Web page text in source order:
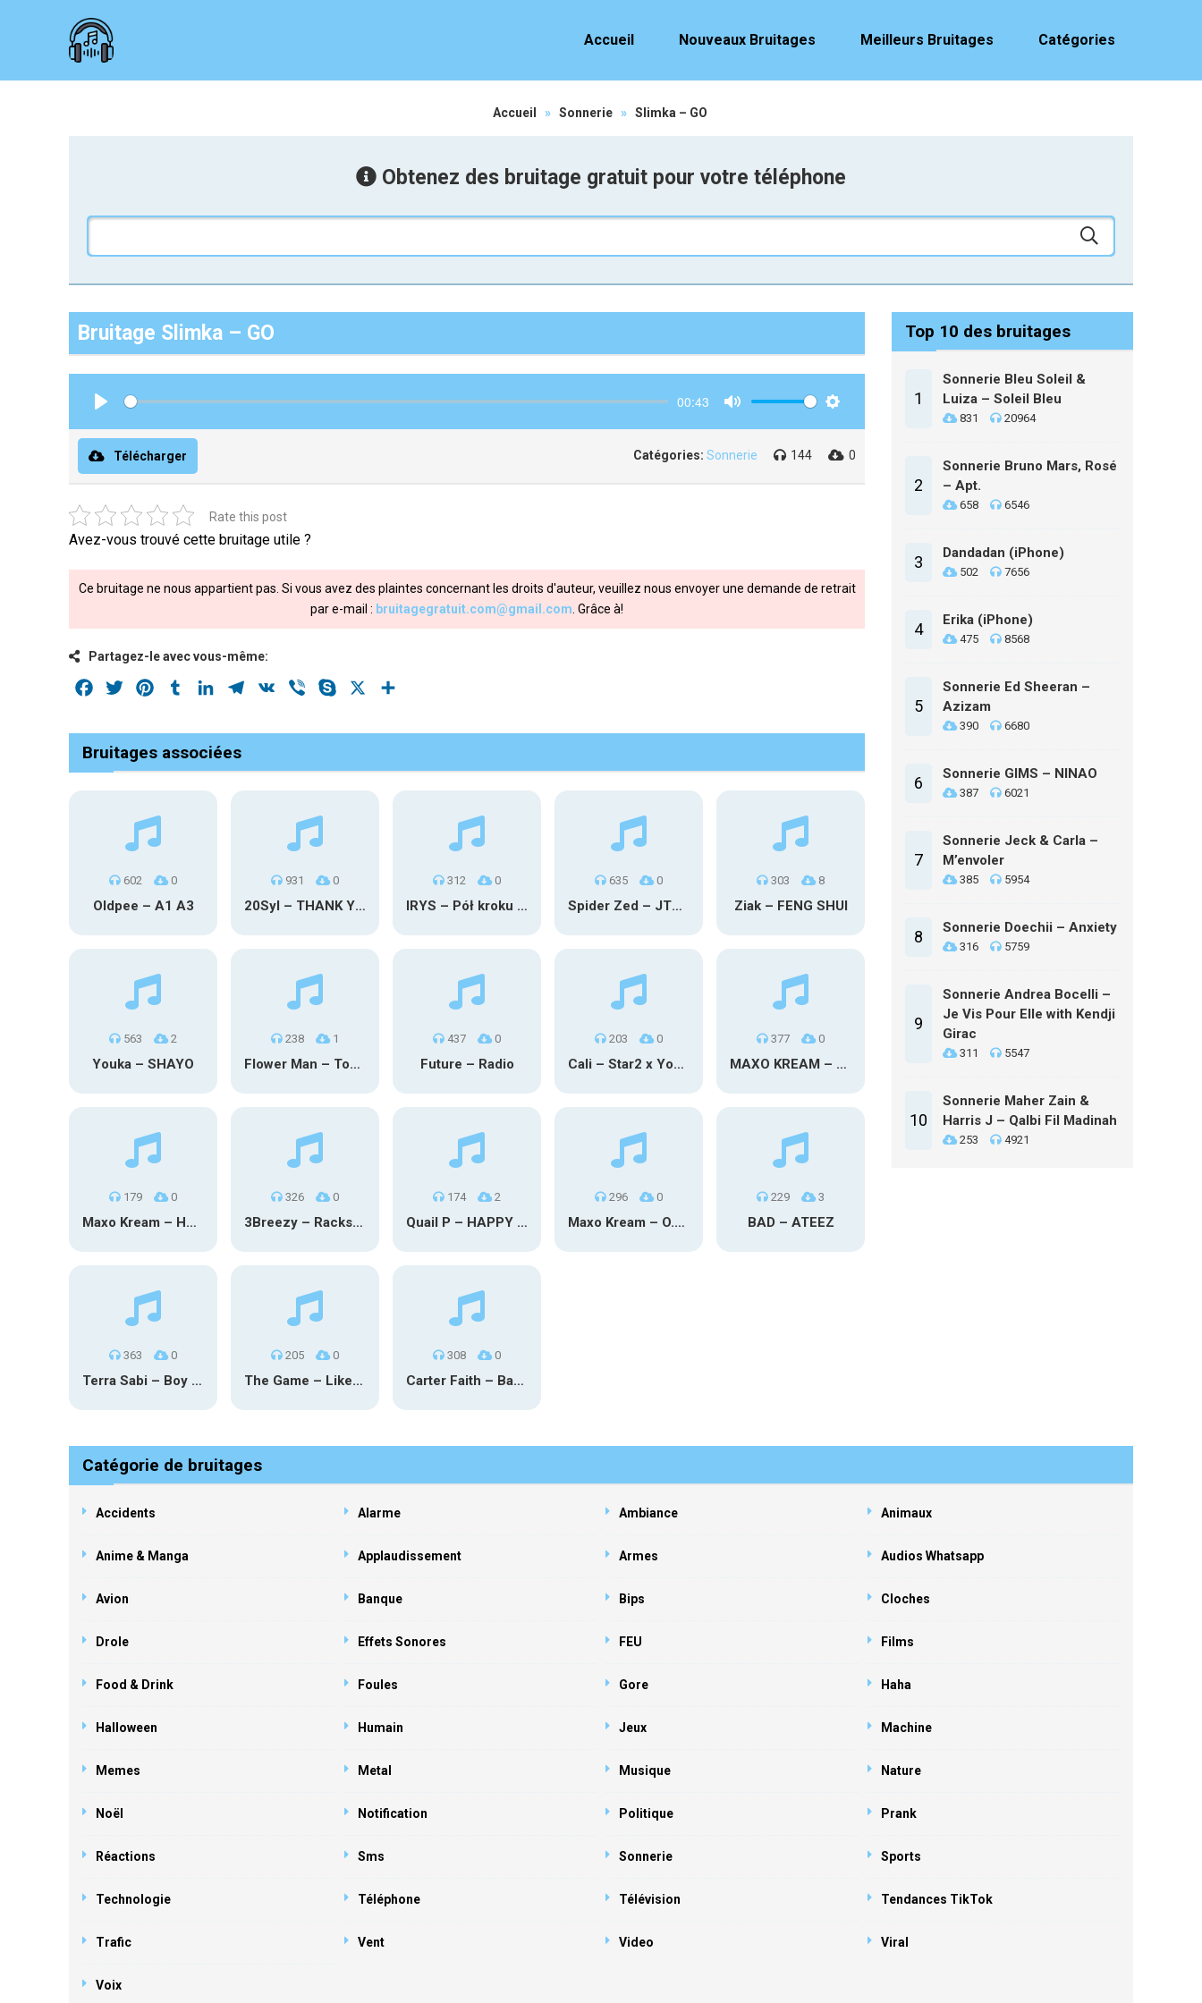
Accueil Nouveaux Bruitages Meilleurs Bruitages Catégories
Accueil » Sonnerie » Slimka – GO
Obtenez des bruitage gratuit pour votre téléphone
Bruitage Slimka – GO
00:43
Télécharger Catégories: Sonnerie 144 0
Rate this post
Avez-vous trouvé cette bruitage utile ?
Ce bruitage ne nous appartient pas. Si vous avez des plaintes concernant les droits d'auteur, veuillez nous envoyer une demande de retrait
par e-mail : bruitagegratuit.com@gmail.com . Grâce à!
Partagez-le avec vous-même:
Facebook
Twitter PinterestTumblrLinkedInTelegram
VK Viber Skype
Bruitages associées
602 0
Oldpee – A1 A3
931 0
20Syl – THANK YOU
312 0
IRYS – Pół kroku stąd
635 0
Spider Zed – JTM OU TG
303 8
Ziak – FENG SHUI
563 2
Youka – SHAYO
238 1
Flower Man – Toby Fox
437 0
Future – Radio
203 0
Cali – Star2 x Young Henny
377 0
MAXO KREAM – 6 MONTHS CLEAN
179 0
Maxo Kream – HOW TF I’M LUCKY
326 0
3Breezy – Racks On You
174 2
Quail P – HAPPY TEARS
296 0
Maxo Kream – O.Y.N
229 3
BAD – ATEEZ
363 0
Terra Sabi – Boy Game X Marcia Cruz
205 0
The Game – Like Father Like Daughter
308 0
Carter Faith – Bar Star Vevo
Top 10 des bruitages
1
Sonnerie Bleu Soleil &
Luiza – Soleil Bleu
831 20964
2
Sonnerie Bruno Mars, Rosé
– Apt.
658 6546
3 Dandadan (iPhone)
502 7656
4 Erika (iPhone)
475 8568
5
Sonnerie Ed Sheeran –
Azizam
390 6680
6 Sonnerie GIMS – NINAO
387 6021
7
Sonnerie Jeck & Carla –
M’envoler
385 5954
8 Sonnerie Doechii – Anxiety
316 5759
9
Sonnerie Andrea Bocelli –
Je Vis Pour Elle with Kendji
Girac
311 5547
10
Sonnerie Maher Zain &
Harris J – Qalbi Fil Madinah
253 4921
Catégorie de bruitages
Accidents Alarme Ambiance Animaux
Anime & Manga Applaudissement Armes Audios Whatsapp
Avion Banque Bips Cloches
Drole Effets Sonores FEU Films
Food & Drink Foules Gore Haha
Halloween Humain Jeux Machine
Memes Metal Musique Nature
Noël Notification Politique Prank
Réactions Sms Sonnerie Sports
Technologie Téléphone Télévision Tendances TikTok
Trafic Vent Video Viral
Voix